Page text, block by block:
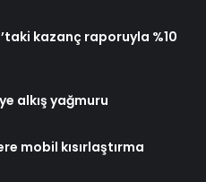
kazanç raporuyla %10
alkış yağmuru
mobil kısırlaştırma